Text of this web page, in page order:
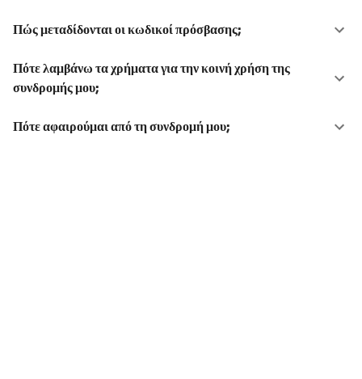
Πώς μεταδίδονται οι κωδικοί πρόσβασης;
Πότε λαμβάνω τα χρήματα για την κοινή χρήση της
συνδρομής μου;
Πότε αφαιρούμαι από τη συνδρομή μου;